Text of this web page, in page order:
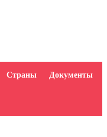
Страны Документы